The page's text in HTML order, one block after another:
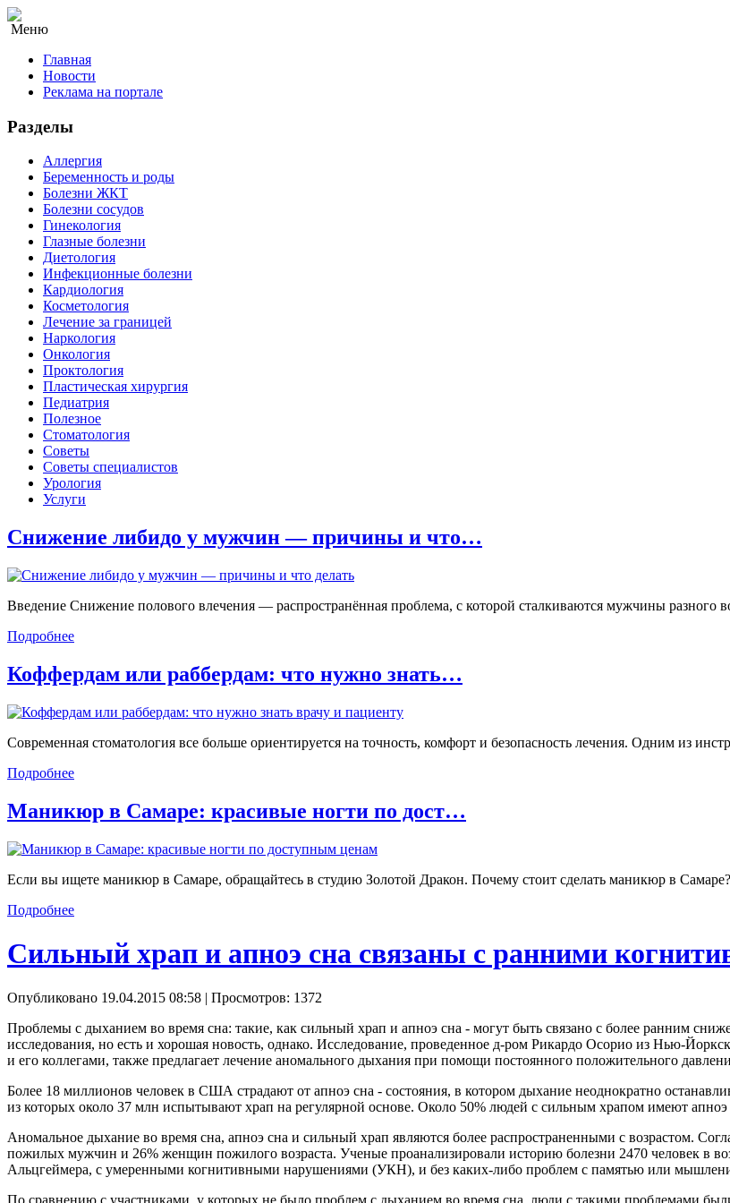
Меню
Главная
Новости
Реклама на портале
Разделы
Аллергия
Беременность и роды
Болезни ЖКТ
Болезни сосудов
Гинекология
Глазные болезни
Диетология
Инфекционные болезни
Кардиология
Косметология
Лечение за границей
Наркология
Онкология
Проктология
Пластическая хирургия
Педиатрия
Полезное
Стоматология
Советы
Советы специалистов
Урология
Услуги
Снижение либидо у мужчин — причины и что…
Введение Снижение полового влечения — распространённая проблема, с которой сталкиваются мужчины разного
Подробнее
Коффердам или раббердам: что нужно знать…
Современная стоматология все больше ориентируется на точность, комфорт и безопасность лечения. Одним из
Подробнее
Маникюр в Самаре: красивые ногти по дост…
Если вы ищете маникюр в Самаре, обращайтесь в студию Золотой Дракон. Почему стоит сделать маникюр в Самаре?
Подробнее
Сильный храп и апноэ сна связаны с ранними
Опубликовано 19.04.2015 08:58 | Просмотров: 1372
Проблемы с дыханием во время сна: такие, как сильный храп и апноэ сна - могут быть связано с более ранним
исследования, но есть и хорошая новость, однако. Исследование, проведенное д-ром Рикардо Осорио из Нью-
и его коллегами, также предлагает лечение аномального дыхания при помощи постоянного положительного
Более 18 миллионов человек в США страдают от апноэ сна - состояния, в котором дыхание неоднократно
из которых около 37 млн испытывают храп на регулярной основе. Около 50% людей с сильным храпом имеют апноэ
Аномальное дыхание во время сна, апноэ сна и сильный храп являются более распространенными с возрастом.
пожилых мужчин и 26% женщин пожилого возраста. Ученые проанализировали историю болезни 2470 человек в
Альцгеймера, с умеренными когнитивными нарушениями (УКН), и без каких-либо проблем с памятью или
По сравнению с участниками, у которых не было проблем с дыханием во время сна, люди с такими проблемами